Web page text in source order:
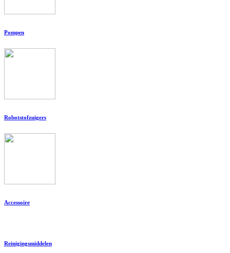
Pompen
Robotstofzuigers
Accessoire
Reinigingsmiddelen